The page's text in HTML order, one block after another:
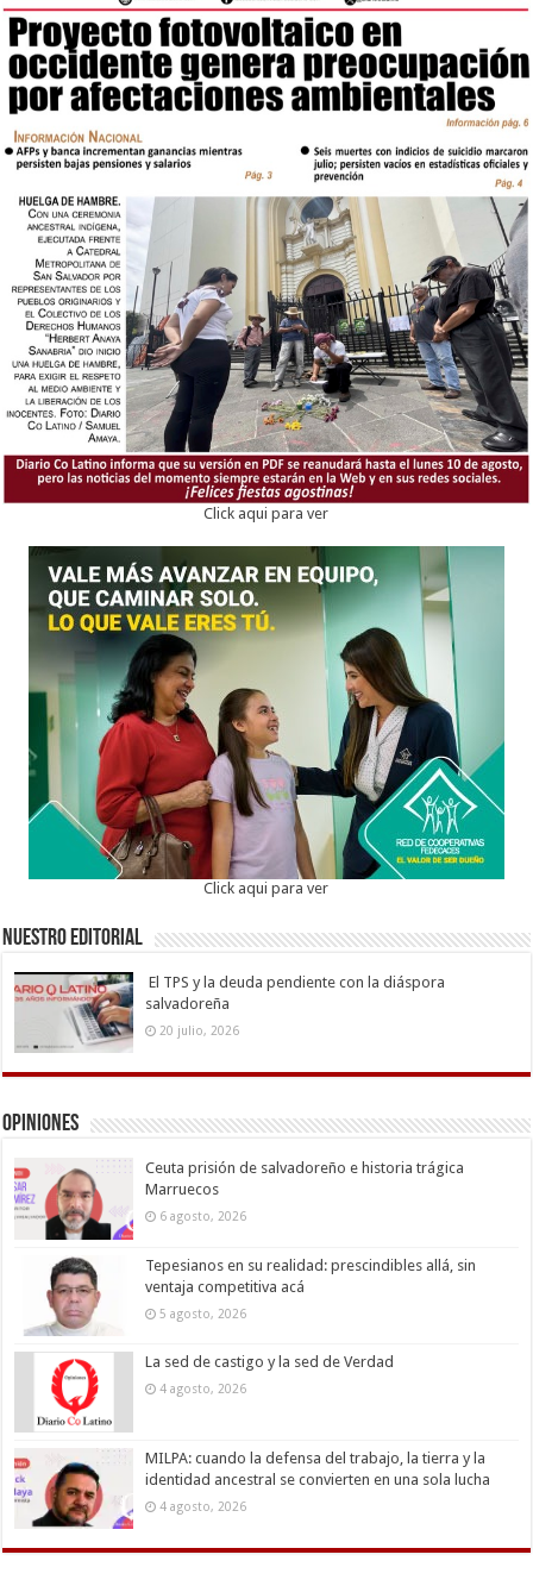
Click aqui para ver
Click aqui para ver
Nuestro Editorial
El TPS y la deuda pendiente con la diáspora
salvadoreña
20 julio, 2026
Opiniones
Ceuta prisión de salvadoreño e historia trágica
Marruecos
6 agosto, 2026
Tepesianos en su realidad: prescindibles allá, sin
ventaja competitiva acá
5 agosto, 2026
La sed de castigo y la sed de Verdad
4 agosto, 2026
MILPA: cuando la defensa del trabajo, la tierra y la
identidad ancestral se convierten en una sola lucha
4 agosto, 2026